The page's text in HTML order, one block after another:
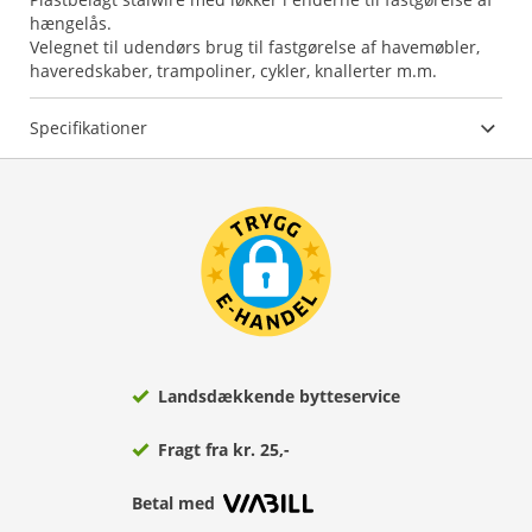
hængelås.
Velegnet til udendørs brug til fastgørelse af havemøbler,
haveredskaber, trampoliner, cykler, knallerter m.m.
Specifikationer
Landsdækkende bytteservice
Fragt fra kr. 25,-
Betal med